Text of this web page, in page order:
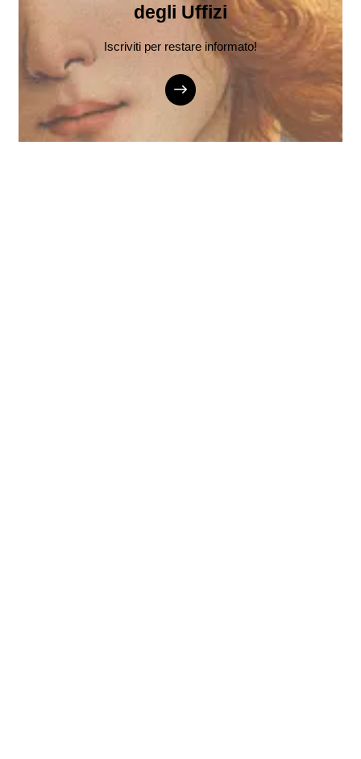
degli Uffizi
Iscriviti per restare informato!